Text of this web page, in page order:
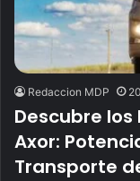
Redaccion MDP
Descubre los
Axor:
Transporte